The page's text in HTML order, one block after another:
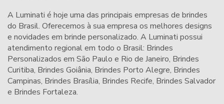
A Luminati é hoje uma das principais empresas de brindes
do Brasil. Oferecemos à sua empresa os melhores designs
e novidades em brinde personalizado. A Luminati possui
atendimento regional em todo o Brasil: Brindes
Personalizados em São Paulo e Rio de Janeiro, Brindes
Curitiba, Brindes Goiânia, Brindes Porto Alegre, Brindes
Campinas, Brindes Brasília, Brindes Recife, Brindes Salvador
e Brindes Fortaleza.